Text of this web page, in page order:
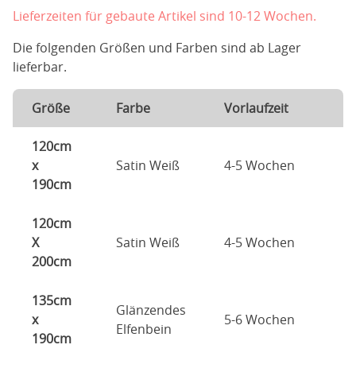
Lieferzeiten für gebaute Artikel sind 10-12 Wochen.
Die folgenden Größen und Farben sind ab Lager
lieferbar.
Größe Farbe Vorlaufzeit
120cm
x
190cm
Satin Weiß 4-5 Wochen
120cm
X
200cm
Satin Weiß 4-5 Wochen
135cm
x
190cm
Glänzendes
Elfenbein
5-6 Wochen